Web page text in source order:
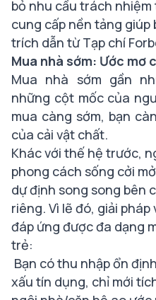
bỏ nhu cầu trách
cung cấp nền tảng giúp
trích dẫn từ Tạp chí
Mua nhà sớm: Ước mơ
Mua nhà sớm gần
những cột mốc của
mua càng sớm, bạn
của cải vật chất.
Khác với thế hệ trước,
phong cách sống cởi
dự định song song bên
riêng. Vì lẽ đó, giải
đáp ứng được đa dạng
trẻ:
Bạn có thu nhập ổn
xấu tín dụng, chỉ mới